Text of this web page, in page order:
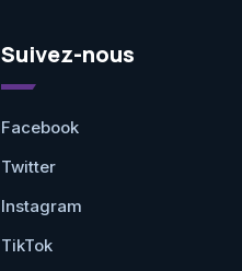
Suivez-nous
Facebook
Twitter
Instagram
TikTok